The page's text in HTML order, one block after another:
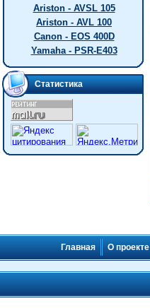
Ariston - AVSL 105
Ariston - AVL 100
Canon - EOS 400D
Yamaha - PSR-E403
Статистика
Главная О проекте